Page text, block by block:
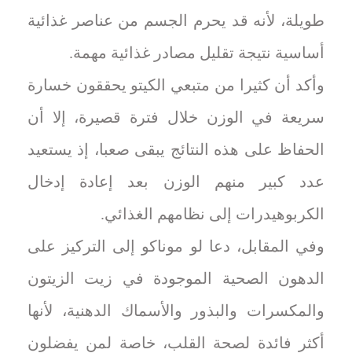
طويلة، لأنه قد يحرم الجسم من عناصر غذائية
أساسية نتيجة تقليل مصادر غذائية مهمة.
وأكد أن كثيرا من متبعي الكيتو يحققون خسارة
سريعة في الوزن خلال فترة قصيرة، إلا أن
الحفاظ على هذه النتائج يبقى صعبا، إذ يستعيد
عدد كبير منهم الوزن بعد إعادة إدخال
الكربوهيدرات إلى نظامهم الغذائي.
وفي المقابل، دعا لو موناكو إلى التركيز على
الدهون الصحية الموجودة في زيت الزيتون
والمكسرات والبذور والأسماك الدهنية، لأنها
أكثر فائدة لصحة القلب، خاصة لمن يفضلون